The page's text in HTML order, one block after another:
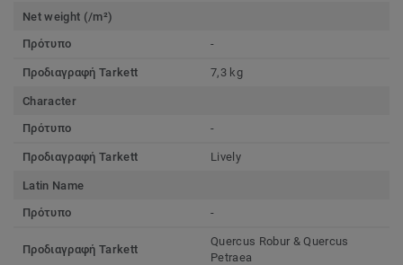
Net weight (/m²)
Πρότυπο
-
Προδιαγραφή Tarkett 7,3 kg
Character
Πρότυπο
-
Προδιαγραφή Tarkett Lively
Latin Name
Πρότυπο
-
Προδιαγραφή Tarkett
Quercus Robur & Quercus
Petraea